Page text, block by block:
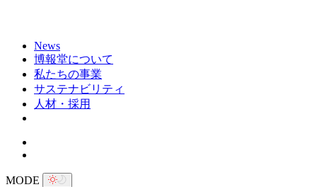
News
博報堂について
私たちの事業
サステナビリティ
人材・採用
MODE